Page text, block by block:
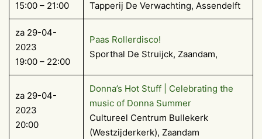
15:00 – 21:00
Tapperij De Verwachting, Assendelft
za 29-04-
2023
19:00 – 22:00
Paas Rollerdisco!
Sporthal De Struijck, Zaandam,
za 29-04-
2023
20:00
Donna’s Hot Stuff | Celebrating the
music of Donna Summer
Cultureel Centrum Bullekerk
(Westzijderkerk), Zaandam